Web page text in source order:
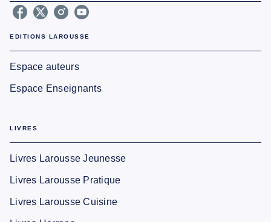
EDITIONS LAROUSSE
Espace auteurs
Espace Enseignants
LIVRES
Livres Larousse Jeunesse
Livres Larousse Pratique
Livres Larousse Cuisine